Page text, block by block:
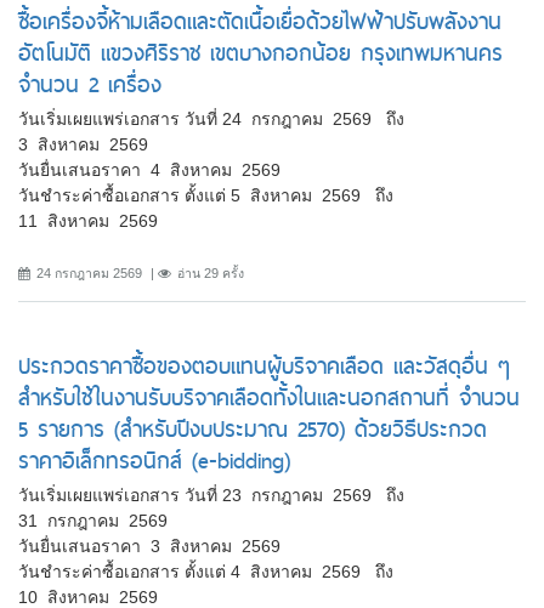
ซื้อเครื่องจี้ห้ามเลือดและตัดเนื้อเยื่อด้วยไฟฟ้าปรับพลังงาน
อัตโนมัติ แขวงศิริราช เขตบางกอกน้อย กรุงเทพมหานคร
จำนวน 2 เครื่อง
วันเริ่มเผยแพร่เอกสาร วันที่ 24 กรกฎาคม 2569 ถึง
3 สิงหาคม 2569
วันยื่นเสนอราคา 4 สิงหาคม 2569
วันชำระค่าซื้อเอกสาร ตั้งแต่ 5 สิงหาคม 2569 ถึง
11 สิงหาคม 2569
24 กรกฎาคม 2569 อ่าน 29 ครั้ง
ประกวดราคาซื้อของตอบแทนผู้บริจาคเลือด และวัสดุอื่น ๆ
สำหรับใช้ในงานรับบริจาคเลือดทั้งในและนอกสถานที่ จำนวน
5 รายการ (สำหรับปีงบประมาณ 2570) ด้วยวิธีประกวด
ราคาอิเล็กทรอนิกส์ (e-bidding)
วันเริ่มเผยแพร่เอกสาร วันที่ 23 กรกฎาคม 2569 ถึง
31 กรกฎาคม 2569
วันยื่นเสนอราคา 3 สิงหาคม 2569
วันชำระค่าซื้อเอกสาร ตั้งแต่ 4 สิงหาคม 2569 ถึง
10 สิงหาคม 2569